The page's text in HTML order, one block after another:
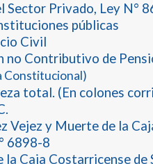
Sector Privado, Ley N°
públicas
Civil
no Contributivo de
Constitucional)
total. (En colones
Vejez y Muerte de la
6898-8
la Caja Costarricense de